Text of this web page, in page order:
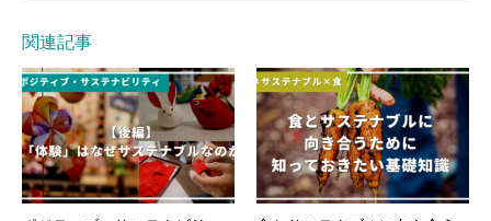
関連記事